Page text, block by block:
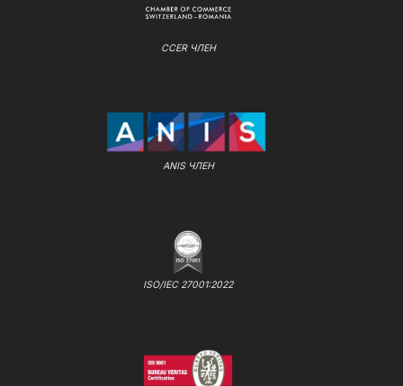
CCER ЧЛЕН
ANIS ЧЛЕН
ISO/IEC 27001:2022